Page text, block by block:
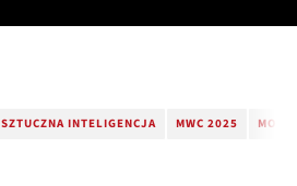
SZTUCZNA INTELIGENCJA MWC 2025